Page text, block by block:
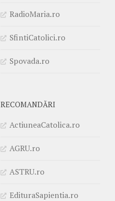
RadioMaria.ro
SfintiCatolici.ro
Spovada.ro
RECOMANDĂRI
ActiuneaCatolica.ro
AGRU.ro
ASTRU.ro
EdituraSapientia.ro